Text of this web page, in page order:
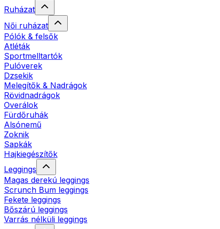
Ruházat
Női ruházat
Pólók & felsők
Atléták
Sportmelltartók
Pulóverek
Dzsekik
Melegítők & Nadrágok
Rövidnadrágok
Overálok
Fürdőruhák
Alsónemű
Zoknik
Sapkák
Hajkiegészítők
Leggings
Magas derekú leggings
Scrunch Bum leggings
Fekete leggings
Bőszárú leggings
Varrás nélküli leggings